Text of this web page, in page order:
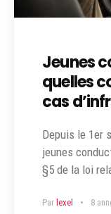
Jeunes
quelles
cas
Depuis le 1er
jeunes
§5 de la loi
Par lexel 8